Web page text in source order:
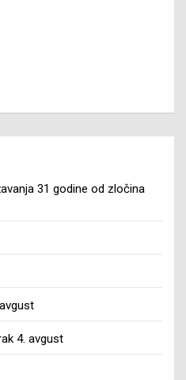
31 godine od zločina
4. avgust